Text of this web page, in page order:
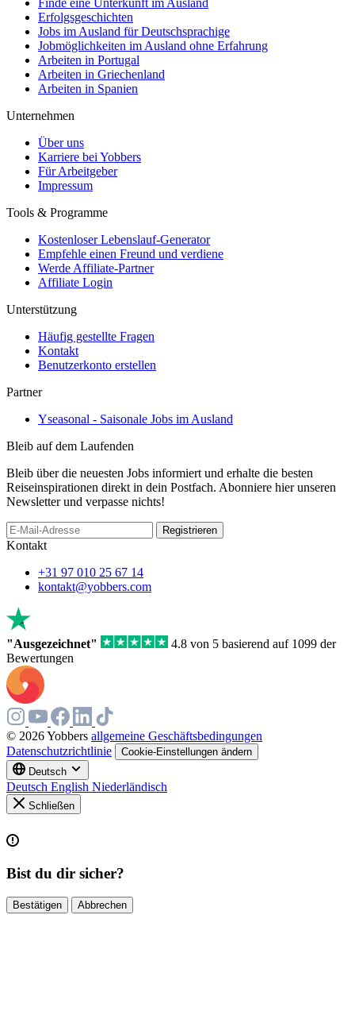
Finde eine Unterkunft im Ausland
Erfolgsgeschichten
Jobs im Ausland für Deutschsprachige
Jobmöglichkeiten im Ausland ohne Erfahrung
Arbeiten in Portugal
Arbeiten in Griechenland
Arbeiten in Spanien
Unternehmen
Über uns
Karriere bei Yobbers
Für Arbeitgeber
Impressum
Tools & Programme
Kostenloser Lebenslauf-Generator
Empfehle einen Freund und verdiene
Werde Affiliate-Partner
Affiliate Login
Unterstützung
Häufig gestellte Fragen
Kontakt
Benutzerkonto erstellen
Partner
Yseasonal - Saisonale Jobs im Ausland
Bleib auf dem Laufenden
Bleib über die neuesten Jobs informiert und erhalte die besten
Reiseinspirationen direkt in dein Postfach. Abonniere hier unseren
Newsletter und verpasse nichts!
Registrieren
Kontakt
+31 97 010 25 67 14
kontakt@yobbers.com
"Ausgezeichnet"
4.8 von 5 basierend auf 1099 der
Bewertungen
© 2026 Yobbers allgemeine Geschäftsbedingungen
Datenschutzrichtlinie
Cookie-Einstellungen ändern
Deutsch
Deutsch English Niederländisch
Schließen
Bist du dir sicher?
Bestätigen Abbrechen